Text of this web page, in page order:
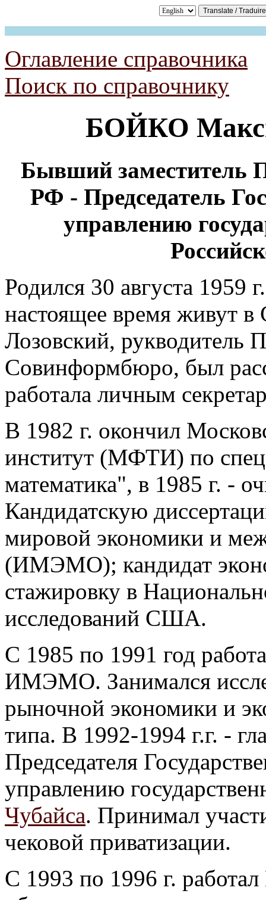
Оглавление справочника
Поиск по справочнику
БОЙКО
Бывший заместитель
РФ - Председатель
управлению
Родился 30 августа 1959
настоящее время живут
Лозовский, рукводитель
Совинформбюро, был
работала личным
В 1982 г. окончил
институт (МФТИ) по
математика", в 1985 г. -
Кандидатскую
мировой экономики и
(ИМЭМО); кандидат
стажировку в
исследований США.
С 1985 по 1991 год
ИМЭМО. Занимался
рыночной экономики и
типа. В 1992-1994 г.г. -
Председателя
управлению
Чубайса. Принимал
чековой приватизации.
С 1993 по 1996 г.